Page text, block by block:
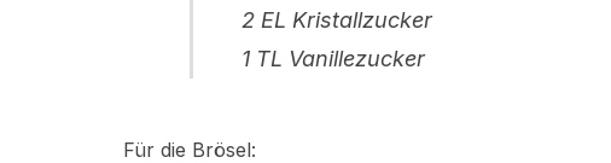
2 EL Kristallzucker
1 TL Vanillezucker
Für die Brösel: